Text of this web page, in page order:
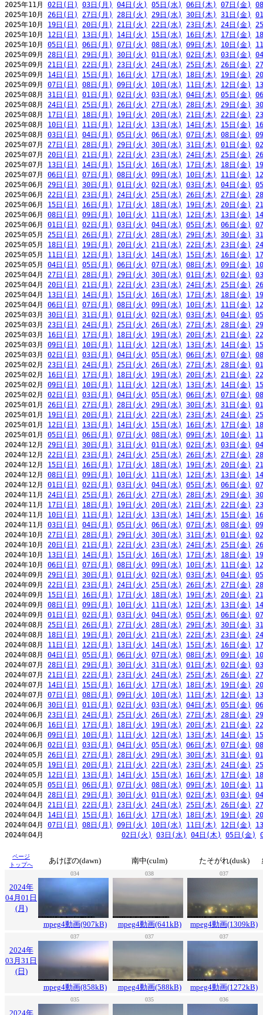
2025年11月 02日(日) 03日(月) 04日(火) 05日(水) 06日(木) 07日(金)
2025年10月 26日(日) 27日(月) 28日(火) 29日(水) 30日(木) 31日(金)
2025年10月 19日(日) 20日(月) 21日(火) 22日(水) 23日(木) 24日(金)
2025年10月 12日(日) 13日(月) 14日(火) 15日(水) 16日(木) 17日(金)
2025年10月 05日(日) 06日(月) 07日(火) 08日(水) 09日(木) 10日(金)
2025年09月 28日(日) 29日(月) 30日(火) 01日(水) 02日(木) 03日(金)
2025年09月 21日(日) 22日(月) 23日(火) 24日(水) 25日(木) 26日(金)
2025年09月 14日(日) 15日(月) 16日(火) 17日(水) 18日(木) 19日(金)
2025年09月 07日(日) 08日(月) 09日(火) 10日(水) 11日(木) 12日(金)
2025年08月 31日(日) 01日(月) 02日(火) 03日(水) 04日(木) 05日(金)
2025年08月 24日(日) 25日(月) 26日(火) 27日(水) 28日(木) 29日(金)
2025年08月 17日(日) 18日(月) 19日(火) 20日(水) 21日(木) 22日(金)
2025年08月 10日(日) 11日(月) 12日(火) 13日(水) 14日(木) 15日(金)
2025年08月 03日(日) 04日(月) 05日(火) 06日(水) 07日(木) 08日(金)
2025年07月 27日(日) 28日(月) 29日(火) 30日(水) 31日(木) 01日(金)
2025年07月 20日(日) 21日(月) 22日(火) 23日(水) 24日(木) 25日(金)
2025年07月 13日(日) 14日(月) 15日(火) 16日(水) 17日(木) 18日(金)
2025年07月 06日(日) 07日(月) 08日(火) 09日(水) 10日(木) 11日(金)
2025年06月 29日(日) 30日(月) 01日(火) 02日(水) 03日(木) 04日(金)
2025年06月 22日(日) 23日(月) 24日(火) 25日(水) 26日(木) 27日(金)
2025年06月 15日(日) 16日(月) 17日(火) 18日(水) 19日(木) 20日(金)
2025年06月 08日(日) 09日(月) 10日(火) 11日(水) 12日(木) 13日(金)
2025年06月 01日(日) 02日(月) 03日(火) 04日(水) 05日(木) 06日(金)
2025年05月 25日(日) 26日(月) 27日(火) 28日(水) 29日(木) 30日(金)
2025年05月 18日(日) 19日(月) 20日(火) 21日(水) 22日(木) 23日(金)
2025年05月 11日(日) 12日(月) 13日(火) 14日(水) 15日(木) 16日(金)
2025年05月 04日(日) 05日(月) 06日(火) 07日(水) 08日(木) 09日(金)
2025年04月 27日(日) 28日(月) 29日(火) 30日(水) 01日(木) 02日(金)
2025年04月 20日(日) 21日(月) 22日(火) 23日(水) 24日(木) 25日(金)
2025年04月 13日(日) 14日(月) 15日(火) 16日(水) 17日(木) 18日(金)
2025年04月 06日(日) 07日(月) 08日(火) 09日(水) 10日(木) 11日(金)
2025年03月 30日(日) 31日(月) 01日(火) 02日(水) 03日(木) 04日(金)
2025年03月 23日(日) 24日(月) 25日(火) 26日(水) 27日(木) 28日(金)
2025年03月 16日(日) 17日(月) 18日(火) 19日(水) 20日(木) 21日(金)
2025年03月 09日(日) 10日(月) 11日(火) 12日(水) 13日(木) 14日(金)
2025年03月 02日(日) 03日(月) 04日(火) 05日(水) 06日(木) 07日(金)
2025年02月 23日(日) 24日(月) 25日(火) 26日(水) 27日(木) 28日(金)
2025年02月 16日(日) 17日(月) 18日(火) 19日(水) 20日(木) 21日(金)
2025年02月 09日(日) 10日(月) 11日(火) 12日(水) 13日(木) 14日(金)
2025年02月 02日(日) 03日(月) 04日(火) 05日(水) 06日(木) 07日(金)
2025年01月 26日(日) 27日(月) 28日(火) 29日(水) 30日(木) 31日(金)
2025年01月 19日(日) 20日(月) 21日(火) 22日(水) 23日(木) 24日(金)
2025年01月 12日(日) 13日(月) 14日(火) 15日(水) 16日(木) 17日(金)
2025年01月 05日(日) 06日(月) 07日(火) 08日(水) 09日(木) 10日(金)
2024年12月 29日(日) 30日(月) 31日(火) 01日(水) 02日(木) 03日(金)
2024年12月 22日(日) 23日(月) 24日(火) 25日(水) 26日(木) 27日(金)
2024年12月 15日(日) 16日(月) 17日(火) 18日(水) 19日(木) 20日(金)
2024年12月 08日(日) 09日(月) 10日(火) 11日(水) 12日(木) 13日(金)
2024年12月 01日(日) 02日(月) 03日(火) 04日(水) 05日(木) 06日(金)
2024年11月 24日(日) 25日(月) 26日(火) 27日(水) 28日(木) 29日(金)
2024年11月 17日(日) 18日(月) 19日(火) 20日(水) 21日(木) 22日(金)
2024年11月 10日(日) 11日(月) 12日(火) 13日(水) 14日(木) 15日(金)
2024年11月 03日(日) 04日(月) 05日(火) 06日(水) 07日(木) 08日(金)
2024年10月 27日(日) 28日(月) 29日(火) 30日(水) 31日(木) 01日(金)
2024年10月 20日(日) 21日(月) 22日(火) 23日(水) 24日(木) 25日(金)
2024年10月 13日(日) 14日(月) 15日(火) 16日(水) 17日(木) 18日(金)
2024年10月 06日(日) 07日(月) 08日(火) 09日(水) 10日(木) 11日(金)
2024年09月 29日(日) 30日(月) 01日(火) 02日(水) 03日(木) 04日(金)
2024年09月 22日(日) 23日(月) 24日(火) 25日(水) 26日(木) 27日(金)
2024年09月 15日(日) 16日(月) 17日(火) 18日(水) 19日(木) 20日(金)
2024年09月 08日(日) 09日(月) 10日(火) 11日(水) 12日(木) 13日(金)
2024年09月 01日(日) 02日(月) 03日(火) 04日(水) 05日(木) 06日(金)
2024年08月 25日(日) 26日(月) 27日(火) 28日(水) 29日(木) 30日(金)
2024年08月 18日(日) 19日(月) 20日(火) 21日(水) 22日(木) 23日(金)
2024年08月 11日(日) 12日(月) 13日(火) 14日(水) 15日(木) 16日(金)
2024年08月 04日(日) 05日(月) 06日(火) 07日(水) 08日(木) 09日(金)
2024年07月 28日(日) 29日(月) 30日(火) 31日(水) 01日(木) 02日(金)
2024年07月 21日(日) 22日(月) 23日(火) 24日(水) 25日(木) 26日(金)
2024年07月 14日(日) 15日(月) 16日(火) 17日(水) 18日(木) 19日(金)
2024年07月 07日(日) 08日(月) 09日(火) 10日(水) 11日(木) 12日(金)
2024年06月 30日(日) 01日(月) 02日(火) 03日(水) 04日(木) 05日(金)
2024年06月 23日(日) 24日(月) 25日(火) 26日(水) 27日(木) 28日(金)
2024年06月 16日(日) 17日(月) 18日(火) 19日(水) 20日(木) 21日(金)
2024年06月 09日(日) 10日(月) 11日(火) 12日(水) 13日(木) 14日(金)
2024年06月 02日(日) 03日(月) 04日(火) 05日(水) 06日(木) 07日(金)
2024年05月 26日(日) 27日(月) 28日(火) 29日(水) 30日(木) 31日(金)
2024年05月 19日(日) 20日(月) 21日(火) 22日(水) 23日(木) 24日(金)
2024年05月 12日(日) 13日(月) 14日(火) 15日(水) 16日(木) 17日(金)
2024年05月 05日(日) 06日(月) 07日(火) 08日(水) 09日(木) 10日(金)
2024年04月 28日(日) 29日(月) 30日(火) 01日(水) 02日(木) 03日(金)
2024年04月 21日(日) 22日(月) 23日(火) 24日(水) 25日(木) 26日(金)
2024年04月 14日(日) 15日(月) 16日(火) 17日(水) 18日(木) 19日(金)
2024年04月 07日(日) 08日(月) 09日(火) 10日(水) 11日(木) 12日(金)
2024年04月 02日(火) 03日(水) 04日(木) 05日(金)
ページ
トップへ
あけぼの(dawn) 南中(culm) たそがれ(dusk)
034 038 037
2024年
04月01日
(月)
mpeg4動画(907kB)
mpeg4動画(641kB) mpeg4動画(1309kB)
037 037 037
2024年
03月31日
(日)
mpeg4動画(858kB)
mpeg4動画(588kB) mpeg4動画(1272kB)
035 035 036
2024年